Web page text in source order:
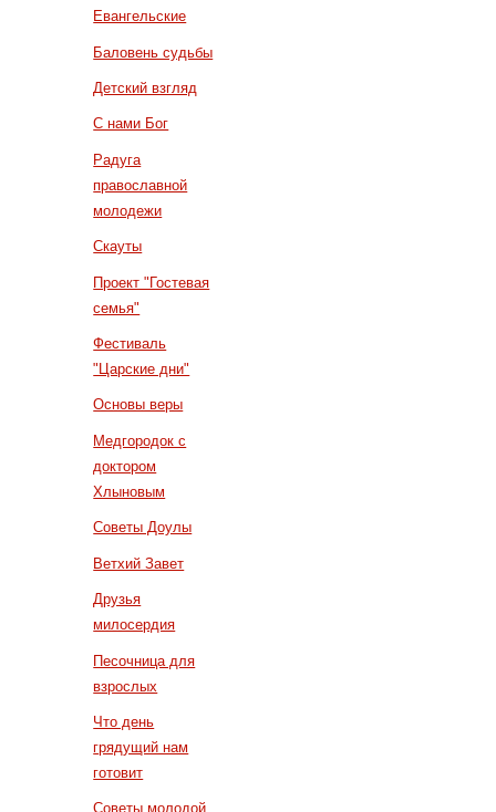
Евангельские
Баловень судьбы
Детский взгляд
С нами Бог
Радуга
православной
молодежи
Скауты
Проект "Гостевая
семья"
Фестиваль
"Царские дни"
Основы веры
Медгородок с
доктором
Хлыновым
Советы Доулы
Ветхий Завет
Друзья
милосердия
Песочница для
взрослых
Что день
грядущий нам
готовит
Советы молодой